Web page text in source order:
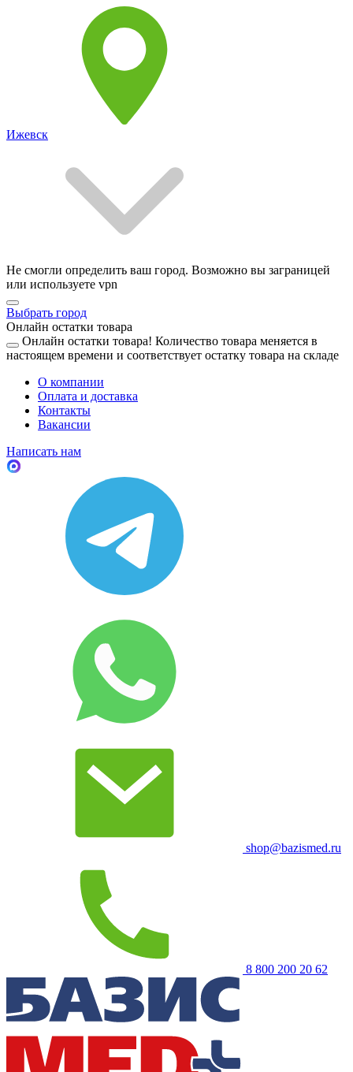
Ижевск
Не смогли определить ваш город. Возможно вы заграницей
или используете vpn
Выбрать город
Онлайн остатки товара
Онлайн остатки товара! Количество товара меняется в
настоящем времени и соответствует остатку товара на складе
О компании
Оплата и доставка
Контакты
Вакансии
Написать нам
shop@bazismed.ru
8 800 200 20 62